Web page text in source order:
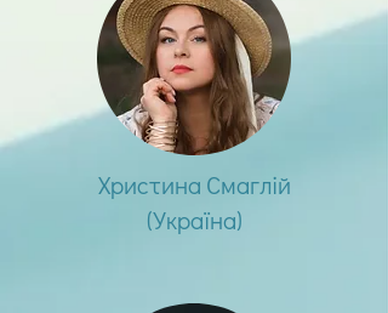
Христина Смаглій
(Україна)